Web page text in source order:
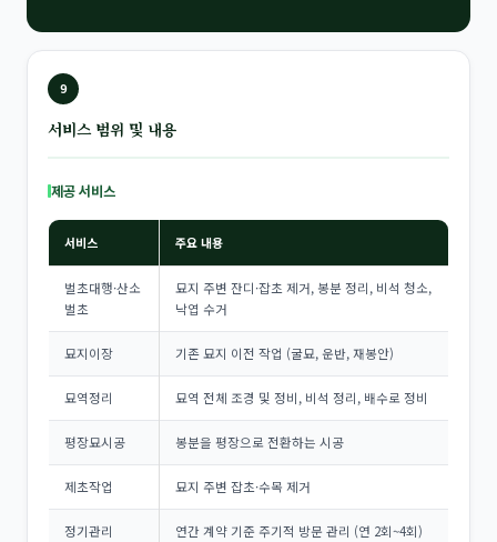
9
서비스 범위 및 내용
제공 서비스
서비스 주요 내용
벌초대행·산소
벌초
묘지 주변 잔디·잡초 제거, 봉분 정리, 비석 청소,
낙엽 수거
묘지이장 기존 묘지 이전 작업 (굴묘, 운반, 재봉안)
묘역정리 묘역 전체 조경 및 정비, 비석 정리, 배수로 정비
평장묘시공 봉분을 평장으로 전환하는 시공
제초작업 묘지 주변 잡초·수목 제거
정기관리 연간 계약 기준 주기적 방문 관리 (연 2회~4회)